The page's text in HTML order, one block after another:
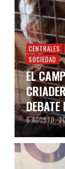
CENTRALES
SOCIEDAD
EL
DEBATE
8 AGOSTO,